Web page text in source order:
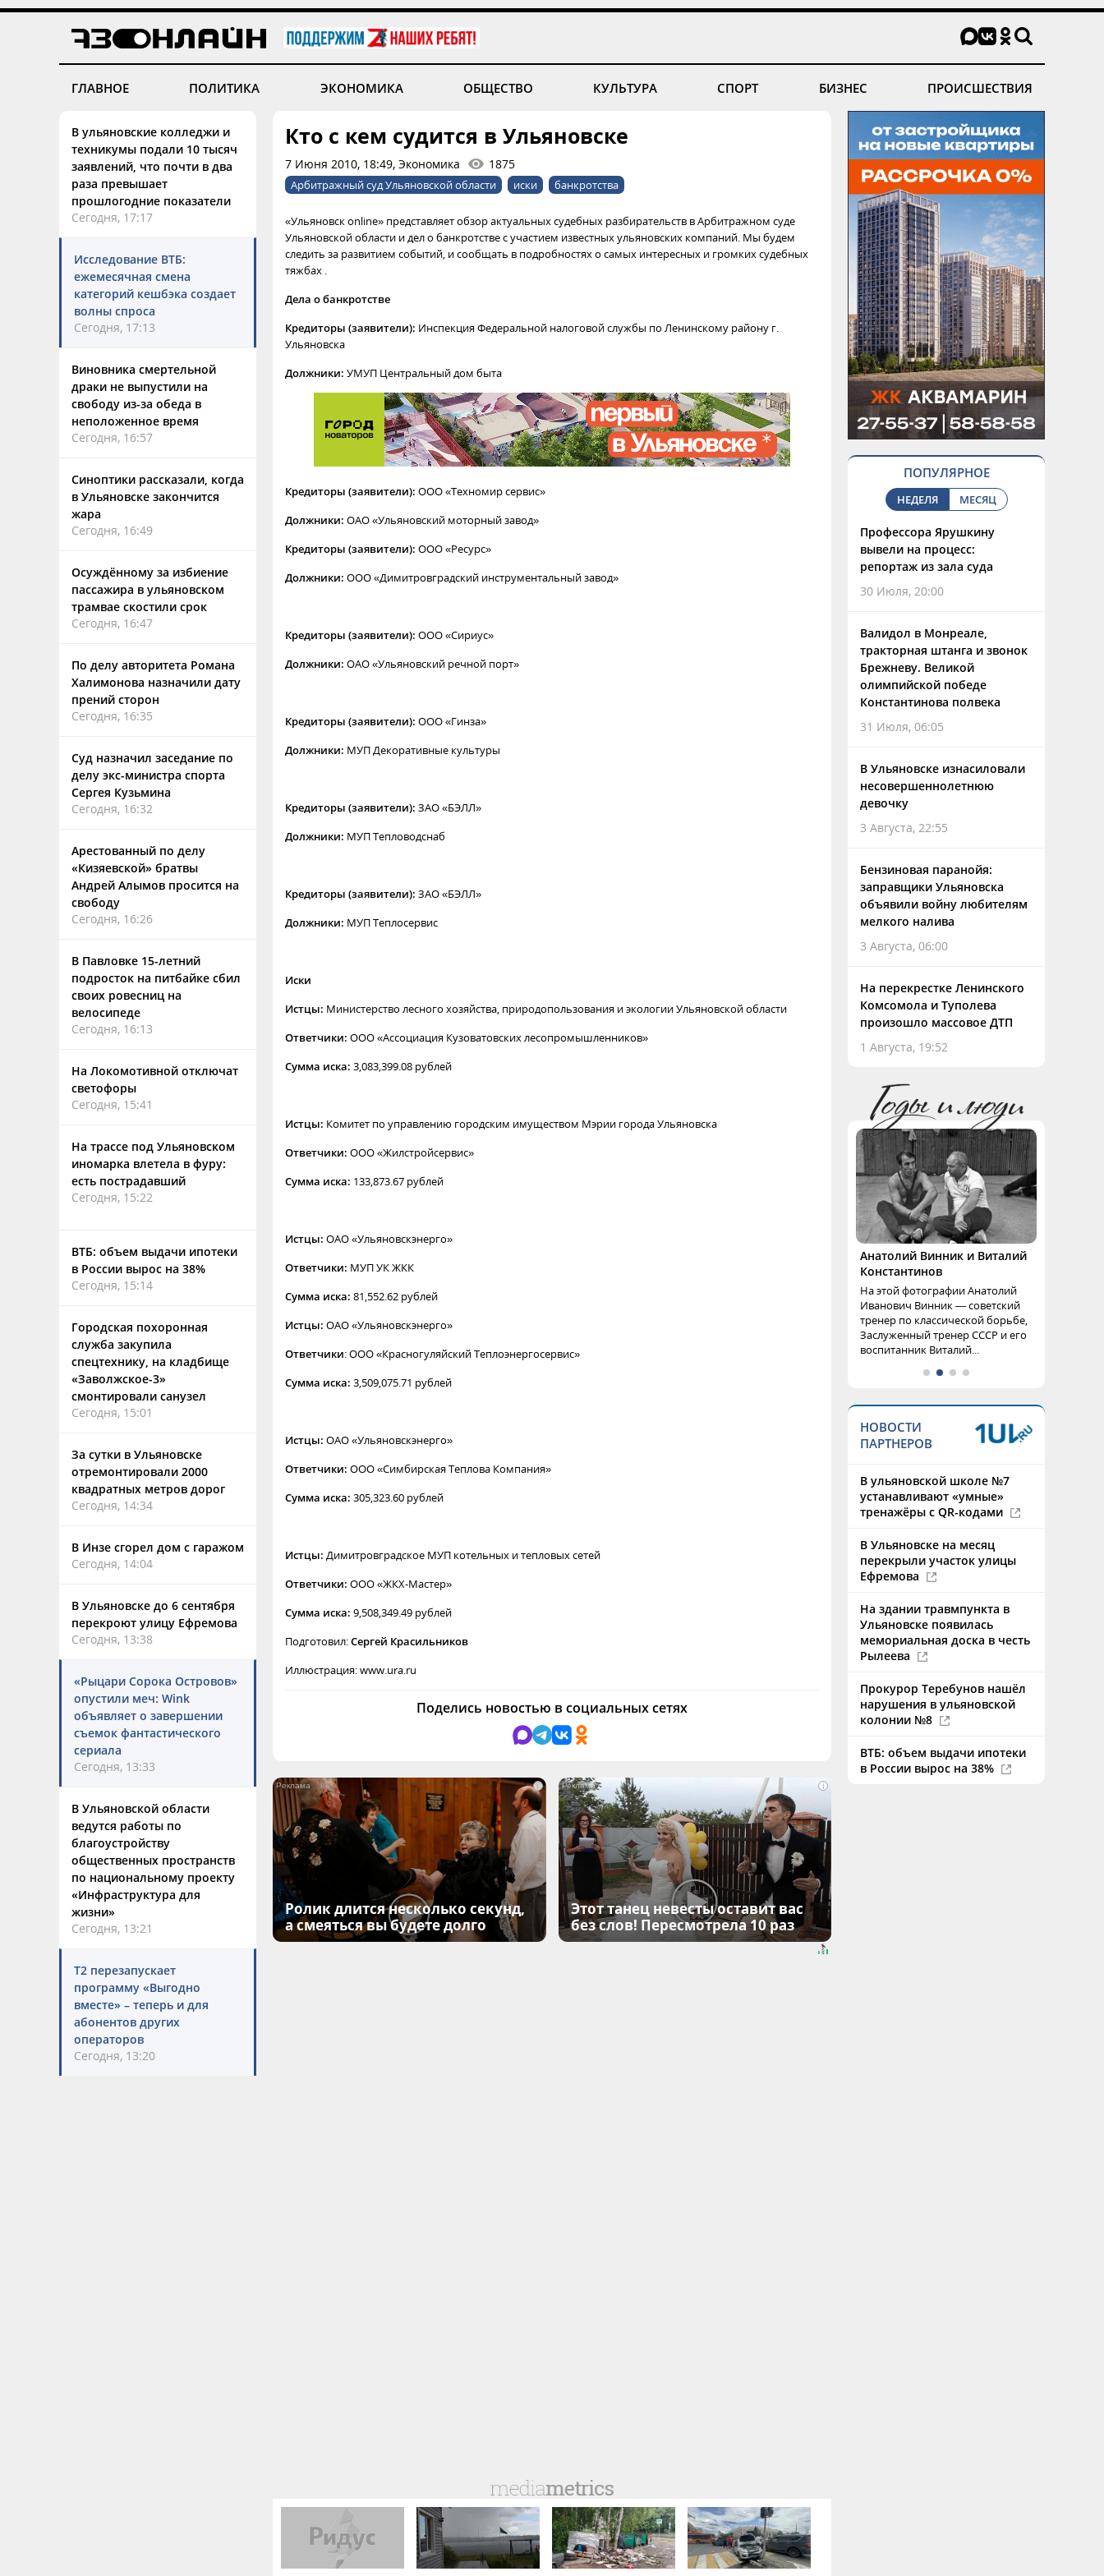
ГЛАВНОЕ ПОЛИТИКА ЭКОНОМИКА ОБЩЕСТВО КУЛЬТУРА СПОРТ БИЗНЕС ПРОИСШЕСТВИЯ
В ульяновские колледжи и
техникумы подали 10 тысяч
заявлений, что почти в два
раза превышает
прошлогодние показатели
Сегодня, 17:17
Исследование ВТБ:
ежемесячная смена
категорий кешбэка создает
волны спроса
Сегодня, 17:13
Виновника смертельной
драки не выпустили на
свободу из-за обеда в
неположенное время
Сегодня, 16:57
Синоптики рассказали, когда
в Ульяновске закончится
жара
Сегодня, 16:49
Осуждённому за избиение
пассажира в ульяновском
трамвае скостили срок
Сегодня, 16:47
По делу авторитета Романа
Халимонова назначили дату
прений сторон
Сегодня, 16:35
Суд назначил заседание по
делу экс-министра спорта
Сергея Кузьмина
Сегодня, 16:32
Арестованный по делу
«Кизяевской» братвы
Андрей Алымов просится на
свободу
Сегодня, 16:26
В Павловке 15-летний
подросток на питбайке сбил
своих ровесниц на
велосипеде
Сегодня, 16:13
На Локомотивной отключат
светофоры
Сегодня, 15:41
На трассе под Ульяновском
иномарка влетела в фуру:
есть пострадавший
Сегодня, 15:22
ВТБ: объем выдачи ипотеки
в России вырос на 38%
Сегодня, 15:14
Городская похоронная
служба закупила
спецтехнику, на кладбище
«Заволжское-3»
смонтировали санузел
Сегодня, 15:01
За сутки в Ульяновске
отремонтировали 2000
квадратных метров дорог
Сегодня, 14:34
В Инзе сгорел дом с гаражом
Сегодня, 14:04
В Ульяновске до 6 сентября
перекроют улицу Ефремова
Сегодня, 13:38
«Рыцари Сорока Островов»
опустили меч: Wink
объявляет о завершении
съемок фантастического
сериала
Сегодня, 13:33
В Ульяновской области
ведутся работы по
благоустройству
общественных пространств
по национальному проекту
«Инфраструктура для
жизни»
Сегодня, 13:21
Т2 перезапускает
программу «Выгодно
вместе» – теперь и для
абонентов других
операторов
Сегодня, 13:20
Кто с кем судится в Ульяновске
7 Июня 2010, 18:49, Экономика 1875
Арбитражный суд Ульяновской области иски банкротства
«Ульяновск online» представляет обзор актуальных судебных разбирательств в Арбитражном суде
Ульяновской области и дел о банкротстве с участием известных ульяновских компаний. Мы будем
следить за развитием событий, и сообщать в подробностях о самых интересных и громких судебных
тяжбах .
Дела о банкротстве
Кредиторы (заявители): Инспекция Федеральной налоговой службы по Ленинскому району г.
Ульяновска
Должники: УМУП Центральный дом быта
Кредиторы (заявители): ООО «Техномир сервис»
Должники: ОАО «Ульяновский моторный завод»
Кредиторы (заявители): ООО «Ресурс»
Должники: ООО «Димитровградский инструментальный завод»
Кредиторы (заявители): ООО «Сириус»
Должники: ОАО «Ульяновский речной порт»
Кредиторы (заявители): ООО «Гинза»
Должники: МУП Декоративные культуры
Кредиторы (заявители): ЗАО «БЭЛЛ»
Должники: МУП Тепловодснаб
Кредиторы (заявители): ЗАО «БЭЛЛ»
Должники: МУП Теплосервис
Иски
Истцы: Министерство лесного хозяйства, природопользования и экологии Ульяновской области
Ответчики: ООО «Ассоциация Кузоватовских лесопромышленников»
Сумма иска: 3,083,399.08 рублей
Истцы: Комитет по управлению городским имуществом Мэрии города Ульяновска
Ответчики: ООО «Жилстройсервис»
Сумма иска: 133,873.67 рублей
Истцы: ОАО «Ульяновскэнерго»
Ответчики: МУП УК ЖКК
Сумма иска: 81,552.62 рублей
Истцы: ОАО «Ульяновскэнерго»
Ответчики: ООО «Красногуляйский Теплоэнергосервис»
Сумма иска: 3,509,075.71 рублей
Истцы: ОАО «Ульяновскэнерго»
Ответчики: ООО «Симбирская Теплова Компания»
Сумма иска: 305,323.60 рублей
Истцы: Димитровградское МУП котельных и тепловых сетей
Ответчики: ООО «ЖКХ-Мастер»
Сумма иска: 9,508,349.49 рублей
Подготовил:Сергей Красильников
Иллюстрация: www.ura.ru
Поделись новостью в социальных сетях
i
Ролик длится несколько секунд,
а смеяться вы будете долго
i
Этот танец невесты оставит вас
без слов! Пересмотрела 10 раз
ПОПУЛЯРНОЕ
НЕДЕЛЯ МЕСЯЦ
Профессора Ярушкину
вывели на процесс:
репортаж из зала суда
30 Июля, 20:00
Валидол в Монреале,
тракторная штанга и звонок
Брежневу. Великой
олимпийской победе
Константинова полвека
31 Июля, 06:05
В Ульяновске изнасиловали
несовершеннолетнюю
девочку
3 Августа, 22:55
Бензиновая паранойя:
заправщики Ульяновска
объявили войну любителям
мелкого налива
3 Августа, 06:00
На перекрестке Ленинского
Комсомола и Туполева
произошло массовое ДТП
1 Августа, 19:52
Анатолий Винник и Виталий
Константинов
На этой фотографии Анатолий
Иванович Винник — советский
тренер по классической борьбе,
Заслуженный тренер СССР и его
воспитанник Виталий...
НОВОСТИ
ПАРТНЕРОВ
В ульяновской школе №7
устанавливают «умные»
тренажёры с QR-кодами
В Ульяновске на месяц
перекрыли участок улицы
Ефремова
На здании травмпункта в
Ульяновске появилась
мемориальная доска в честь
Рылеева
Прокурор Теребунов нашёл
нарушения в ульяновской
колонии №8
ВТБ: объем выдачи ипотеки
в России вырос на 38%